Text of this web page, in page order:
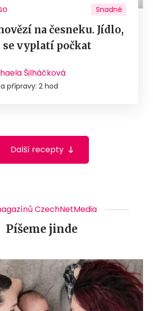
Snadné
na česneku. Jídlo,
se vyplatí počkat
Šilháčková
přípravy: 2 hod
Další recepty
CzechNetMedia
Píšeme jinde